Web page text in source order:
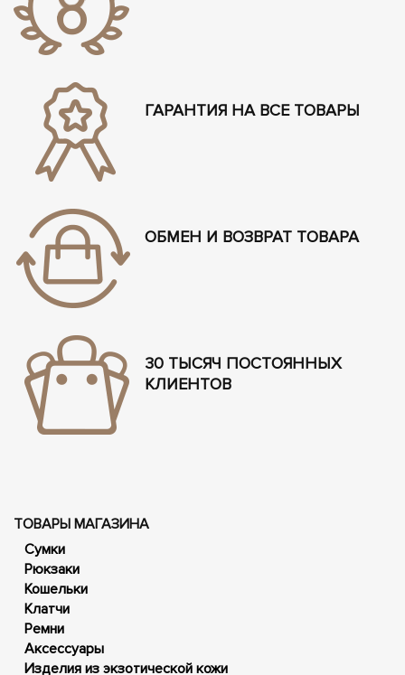
ГАРАНТИЯ НА ВСЕ ТОВАРЫ
ОБМЕН И ВОЗВРАТ ТОВАРА
30 ТЫСЯЧ ПОСТОЯННЫХ
КЛИЕНТОВ
ТОВАРЫ МАГАЗИНА
Сумки
Рюкзаки
Кошельки
Клатчи
Ремни
Аксессуары
Изделия из экзотической кожи